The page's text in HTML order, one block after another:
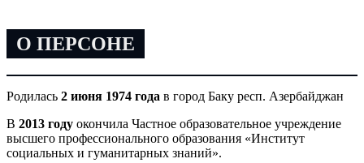
О ПЕРСОНЕ
Родилась 2 июня 1974 года в город Баку респ. Азербайджан
В 2013 году окончила Частное образовательное учреждение
высшего профессионального образования «Институт
социальных и гуманитарных знаний».